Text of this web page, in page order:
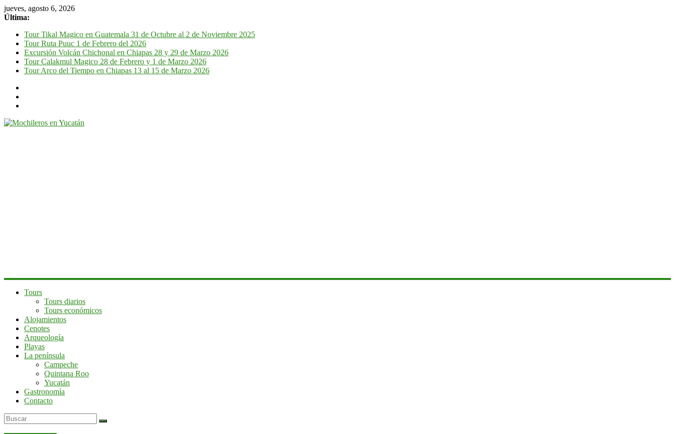
jueves, agosto 6, 2026
Última:
Tour Tikal Magico en Guatemala 31 de Octubre al 2 de Noviembre 2025
Tour Ruta Puuc 1 de Febrero del 2026
Excursión Volcán Chichonal en Chiapas 28 y 29 de Marzo 2026
Tour Calakmul Magico 28 de Febrero y 1 de Marzo 2026
Tour Arco del Tiempo en Chiapas 13 al 15 de Marzo 2026
Tours
Tours diarios
Tours económicos
Alojamientos
Cenotes
Arqueología
Playas
La península
Campeche
Quintana Roo
Yucatán
Gastronomía
Contacto